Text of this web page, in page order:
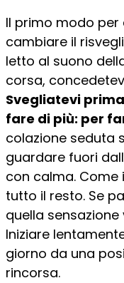
Il primo modo
cambiare il
letto al suono
corsa,
Svegliatevi
fare di più: per
colazione seduta
guardare fuori
con calma. Come
tutto il resto. Se
quella
Iniziare
giorno da una
rincorsa.